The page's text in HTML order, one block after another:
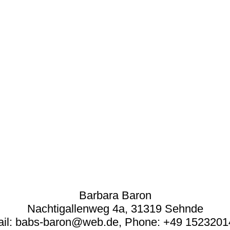
Barbara Baron
Nachtigallenweg 4a, 31319 Sehnde
babs-baron@web.de, Phone: +49